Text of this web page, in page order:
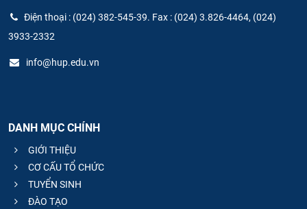
Điện thoại : (024) 382-545-39. Fax : (024) 3.826-4464, (024)
3933-2332
info@hup.edu.vn
DANH MỤC CHÍNH
GIỚI THIỆU
CƠ CẤU TỔ CHỨC
TUYỂN SINH
ĐÀO TẠO